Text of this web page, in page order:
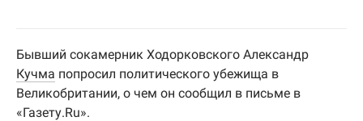
Бывший сокамерник Ходорковского Александр
Кучма попросил политического убежища в
Великобритании, о чем он сообщил в письме в
«Газету.Ru».